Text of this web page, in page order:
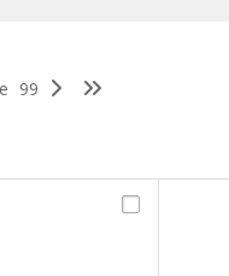
99